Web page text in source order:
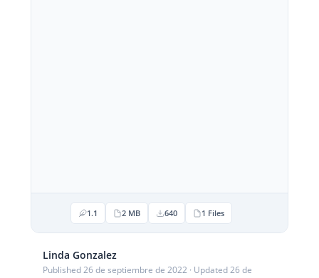
1.1 2 MB 640 1 Files
Linda Gonzalez
Published 26 de septiembre de 2022 · Updated 26 de